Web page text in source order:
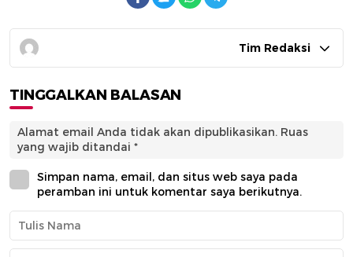
Tim Redaksi
TINGGALKAN BALASAN
Alamat email Anda tidak akan dipublikasikan. Ruas
yang wajib ditandai *
Simpan nama, email, dan situs web saya pada
peramban ini untuk komentar saya berikutnya.